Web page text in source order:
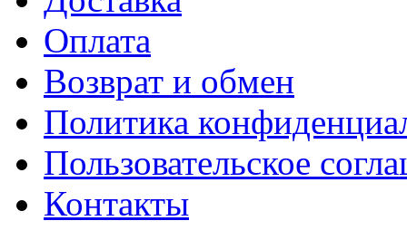
Оплата
Возврат и обмен
Политика
Пользовательское
Контакты